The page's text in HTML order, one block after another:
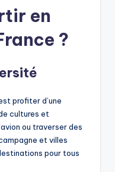
en
?
profiter d’une
cultures et
ou traverser des
et villes
pour tous